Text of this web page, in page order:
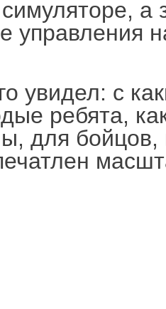
а
управления
увидел: с
ребята,
для бойцов,